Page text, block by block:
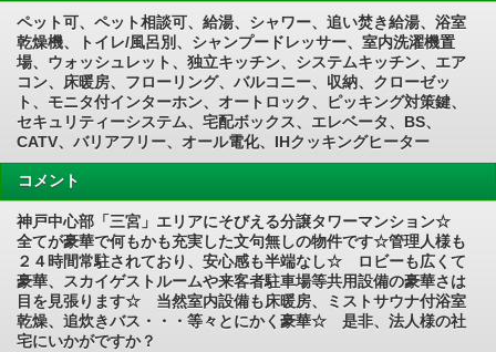
ペット可、ペット相談可、給湯、シャワー、追い焚き給湯、浴室
乾燥機、トイレ/風呂別、シャンプードレッサー、室内洗濯機置
場、ウォッシュレット、独立キッチン、システムキッチン、エア
コン、床暖房、フローリング、バルコニー、収納、クローゼッ
ト、モニタ付インターホン、オートロック、ピッキング対策鍵、
セキュリティーシステム、宅配ボックス、エレベータ、BS、
CATV、バリアフリー、オール電化、IHクッキングヒーター
コメント
神戸中心部「三宮」エリアにそびえる分譲タワーマンション☆
全てが豪華で何もかも充実した文句無しの物件です☆管理人様も
２４時間常駐されており、安心感も半端なし☆ ロビーも広くて
豪華、スカイゲストルームや来客者駐車場等共用設備の豪華さは
目を見張ります☆ 当然室内設備も床暖房、ミストサウナ付浴室
乾燥、追炊きバス・・・等々とにかく豪華☆ 是非、法人様の社
宅にいかがですか？